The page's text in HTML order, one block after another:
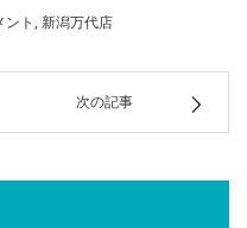
ト ,新潟万代店
次の記事